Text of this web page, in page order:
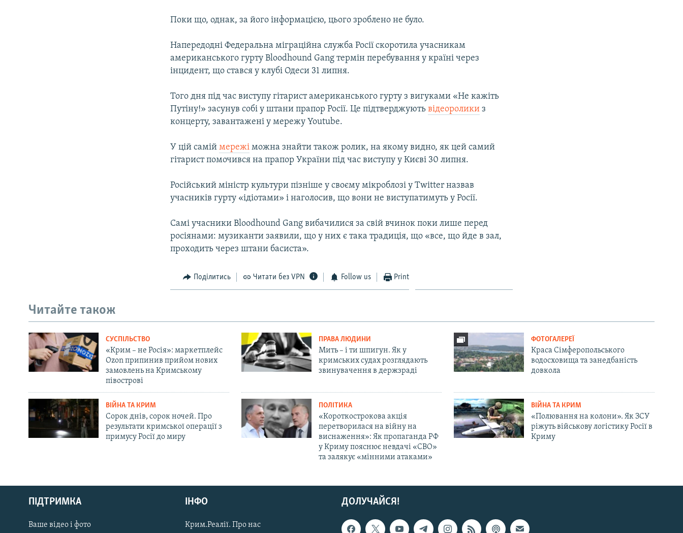
Русский
Qırımtatar
ДОЛУЧАЙСЯ!
Поки що, однак, за його інформацією, цього зроблено не було.
Напередодні Федеральна міграційна служба Росії скоротила учасникам
американського гурту Bloodhound Gang термін перебування у країні через
інцидент, що стався у клубі Одеси 31 липня.
Того дня під час виступу гітарист американського гурту з вигуками «Не кажіть
Путіну!» засунув собі у штани прапор Росії. Це підтверджуютьвідеоролики з
концерту, завантажені у мережу Youtube.
У цій саміймережі можна знайти також ролик, на якому видно, як цей самий
гітарист помочився на прапор України під час виступу у Києві 30 липня.
Російський міністр культури пізніше у своєму мікроблозі у Twitter назвав
учасників гурту «ідіотами» і наголосив, що вони не виступатимуть у Росії.
Самі учасники Bloodhound Gang вибачилися за свій вчинок поки лише перед
росіянами: музиканти заявили, що у них є така традиція, що «все, що йде в зал,
проходить через штани басиста».
Поділитись Читати без VPN Follow us Print
Читайте також
СУСПІЛЬСТВО
«Крим – не Росія»: маркетплейс
Ozon припинив прийом нових
замовлень на Кримському
півострові
ПРАВА ЛЮДИНИ
Мить – і ти шпигун. Як у
кримських судах розглядають
звинувачення в держзраді
ФОТОГАЛЕРЕЇ
Краса Сімферопольського
водосховища та занедбаність
довкола
ВІЙНА ТА КРИМ
Сорок днів, сорок ночей. Про
результати кримської операції з
примусу Росії до миру
ПОЛІТИКА
«Короткострокова акція
перетворилася на війну на
виснаження»: Як пропаганда РФ
у Криму пояснює невдачі «СВО»
та залякує «мінними атаками»
ВІЙНА ТА КРИМ
«Полювання на колони». Як ЗСУ
ріжуть військову логістику Росії в
Криму
ДОЛУЧАЙСЯ!
ПІДТРИМКА
Ваше відео і фото
ІНФО
Крим.Реалії. Про нас